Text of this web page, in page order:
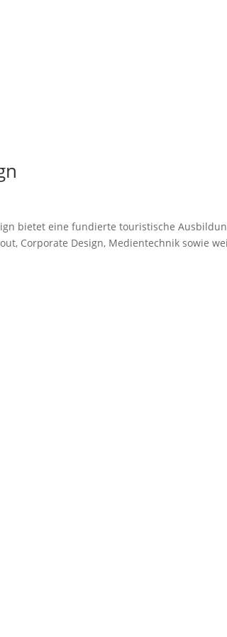
bietet eine fundierte touristische
Corporate Design, Me­dientechnik sowie